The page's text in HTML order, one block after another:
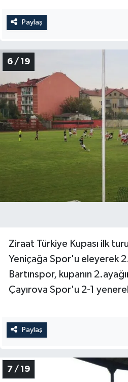
Paylaş
6 / 19
Ziraat Türkiye Kupası ilk
Yeniçağa Spor'u eleyerek
Bartınspor, kupanın
Çayırova Spor'u 2-1
Paylaş
7 / 19